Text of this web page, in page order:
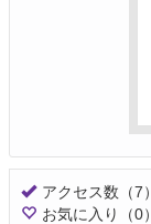
アクセス数 （7）
お気に入り （0）